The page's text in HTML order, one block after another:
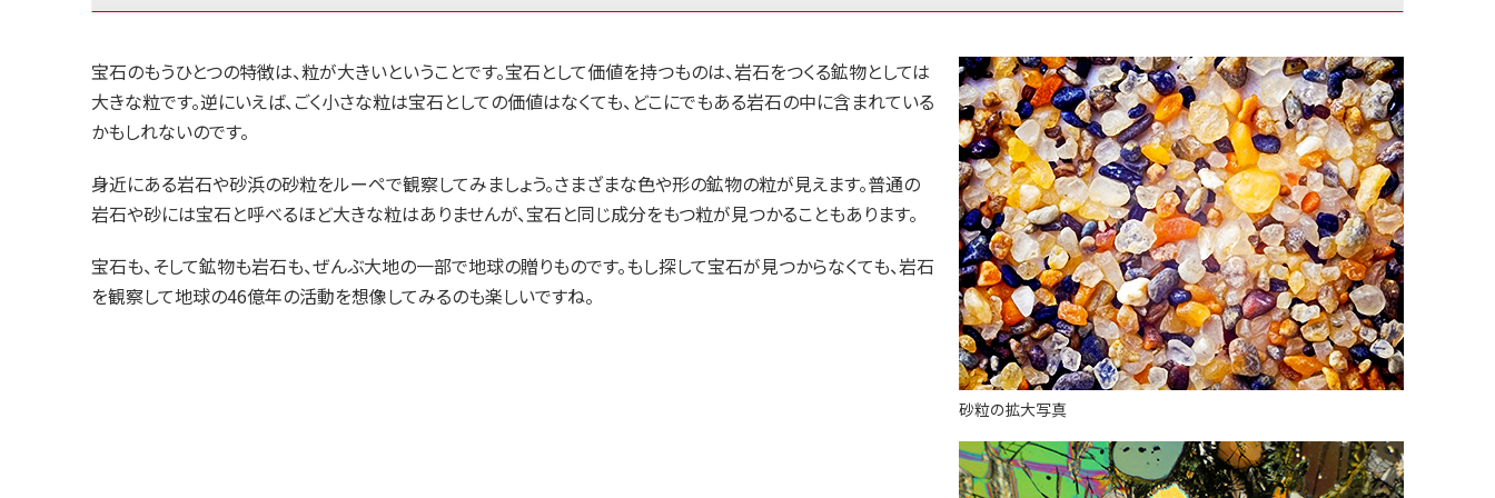
宝石のもうひとつの特徴は、粒が大きいということです。宝石として価値を持つものは、岩石をつくる鉱物としては
大きな粒です。逆にいえば、ごく小さな粒は宝石としての価値はなくても、どこにでもある岩石の中に含まれている
かもしれないのです。
身近にある岩石や砂浜の砂粒をルーペで観察してみましょう。さまざまな色や形の鉱物の粒が見えます。普通の
岩石や砂には宝石と呼べるほど大きな粒はありませんが、宝石と同じ成分をもつ粒が見つかることもあります。
宝石も、そして鉱物も岩石も、ぜんぶ大地の一部で地球の贈りものです。もし探して宝石が見つからなくても、岩石
を観察して地球の46億年の活動を想像してみるのも楽しいですね。
砂粒の拡大写真